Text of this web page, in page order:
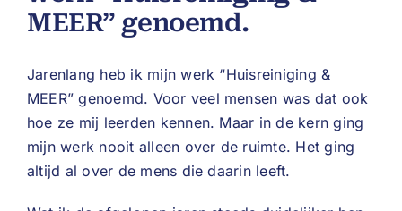
MEER” genoemd.
Jarenlang heb ik mijn werk “Huisreiniging &
MEER” genoemd. Voor veel mensen was dat ook
hoe ze mij leerden kennen. Maar in de kern ging
mijn werk nooit alleen over de ruimte. Het ging
altijd al over de mens die daarin leeft.